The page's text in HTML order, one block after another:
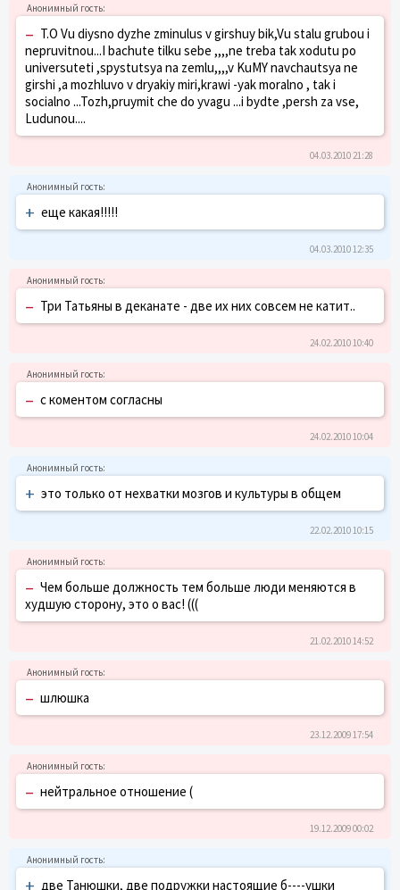
– T.O Vu diysno dyzhe zminulus v girshuy bik,Vu stalu grubou i
nepruvitnou...I bachute tilku sebe ,,,,ne treba tak xodutu po
universuteti ,spystutsya na zemlu,,,,v KuMY navchautsya ne
girshi ,a mozhluvo v dryakiy miri,krawi -yak moralno , tak i
socialno ...Tozh,pruymit che do yvagu ...i bydte ,persh za vse,
Ludunou....
04.03.2010 21:28
+ еще какая!!!!!
04.03.2010 12:35
– Три Татьяны в деканате - две их них совсем не катит..
24.02.2010 10:40
– с коментом согласны
24.02.2010 10:04
+ это только от нехватки мозгов и культуры в общем
22.02.2010 10:15
– Чем больше должность тем больше люди меняются в
худшую сторону, это о вас! (((
21.02.2010 14:52
– шлюшка
23.12.2009 17:54
– нейтральное отношение (
19.12.2009 00:02
+ две Танюшки, две подружки настоящие б----ушки